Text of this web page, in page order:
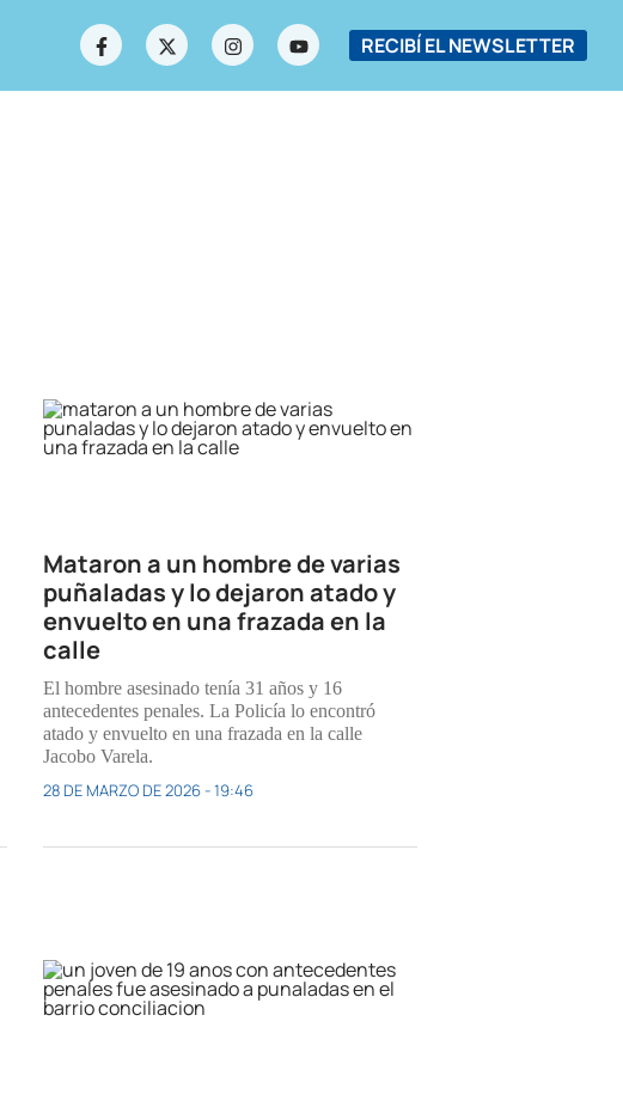
RECIBÍ EL NEWSLETTER
Mataron a un hombre de varias
puñaladas y lo dejaron atado y
envuelto en una frazada en la
calle
El hombre asesinado tenía 31 años y 16
antecedentes penales. La Policía lo encontró
atado y envuelto en una frazada en la calle
Jacobo Varela.
28 DE MARZO DE 2026 - 19:46